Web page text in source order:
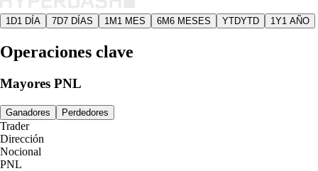
1D1 DÍA 7D7 DÍAS 1M 1 MES 6M6 MESES YTDYTD 1Y1 AÑO
Operaciones clave
Mayores PNL
Ganadores Perdedores
Trader
Dirección
Nocional
PNL